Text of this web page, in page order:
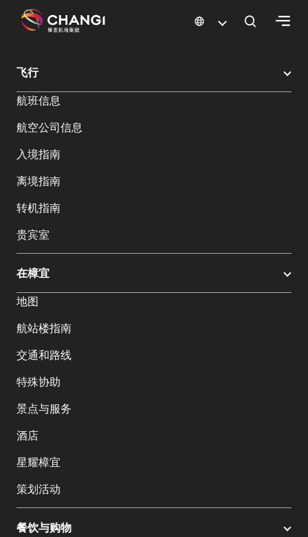
有
宜
网
选
语
言:
樟宜机场 樟宜机场餐饮与购物 樟宜机场购物指南 购物详情
飞行
航班信息
航空公司信息
入境指南
离境指南
转机指南
贵宾室
在樟宜
地图
航站楼指南
交通和路线
特殊协助
景点与服务
酒店
星耀樟宜
策划活动
餐饮与购物